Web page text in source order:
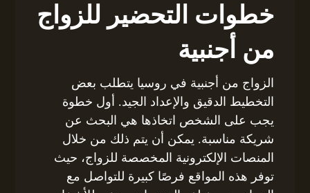
خطوات التحضير للزواج
من أجنبية
الزواج من أجنبية في روسيا يتطلب بعض
التخطيط الدقيق والإعداد الجيد. أول خطوة
يجب على الشخص اتخاذها هي البحث عن
شريكة مناسبة. يمكن أن يتم ذلك من خلال
المنصات الإلكترونية المخصصة للزواج، حيث
توفر هذه المواقع فرصًا كبيرة للتواصل مع